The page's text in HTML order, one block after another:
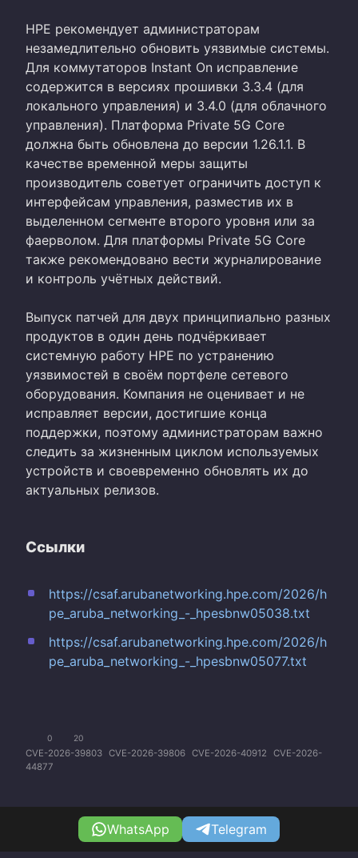
HPE рекомендует администраторам
незамедлительно обновить уязвимые системы.
Для коммутаторов Instant On исправление
содержится в версиях прошивки 3.3.4 (для
локального управления) и 3.4.0 (для облачного
управления). Платформа Private 5G Core
должна быть обновлена до версии 1.26.1.1. В
качестве временной меры защиты
производитель советует ограничить доступ к
интерфейсам управления, разместив их в
выделенном сегменте второго уровня или за
фаерволом. Для платформы Private 5G Core
также рекомендовано вести журналирование
и контроль учётных действий.
Выпуск патчей для двух принципиально разных
продуктов в один день подчёркивает
системную работу HPE по устранению
уязвимостей в своём портфеле сетевого
оборудования. Компания не оценивает и не
исправляет версии, достигшие конца
поддержки, поэтому администраторам важно
следить за жизненным циклом используемых
устройств и своевременно обновлять их до
актуальных релизов.
Ссылки
https://csaf.arubanetworking.hpe.com/2026/h
pe_aruba_networking_-_hpesbnw05038.txt
https://csaf.arubanetworking.hpe.com/2026/h
pe_aruba_networking_-_hpesbnw05077.txt
0 20
CVE-2026-39803 CVE-2026-39806 CVE-2026-40912
CVE-2026-
44877
WhatsApp Telegram